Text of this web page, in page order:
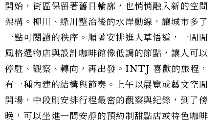
開始，街區保留著舊日輪廓，也悄悄融入新的空間
架構。柳川、綠川整治後的水岸動線，讓城市多了
一點可閱讀的秩序。順著安排進入草悟道，一間間
風格選物店與設計咖啡館像低調的節點，讓人可以
停駐、觀察、轉向，再出發。INTJ 喜歡的旅程，
有一種內建的結構與節奏。上午以展覽或藝文空間
開場，中段則安排行程最密的觀察與紀錄，到了傍
晚，可以坐進一間安靜的預約制甜點店或特色咖啡